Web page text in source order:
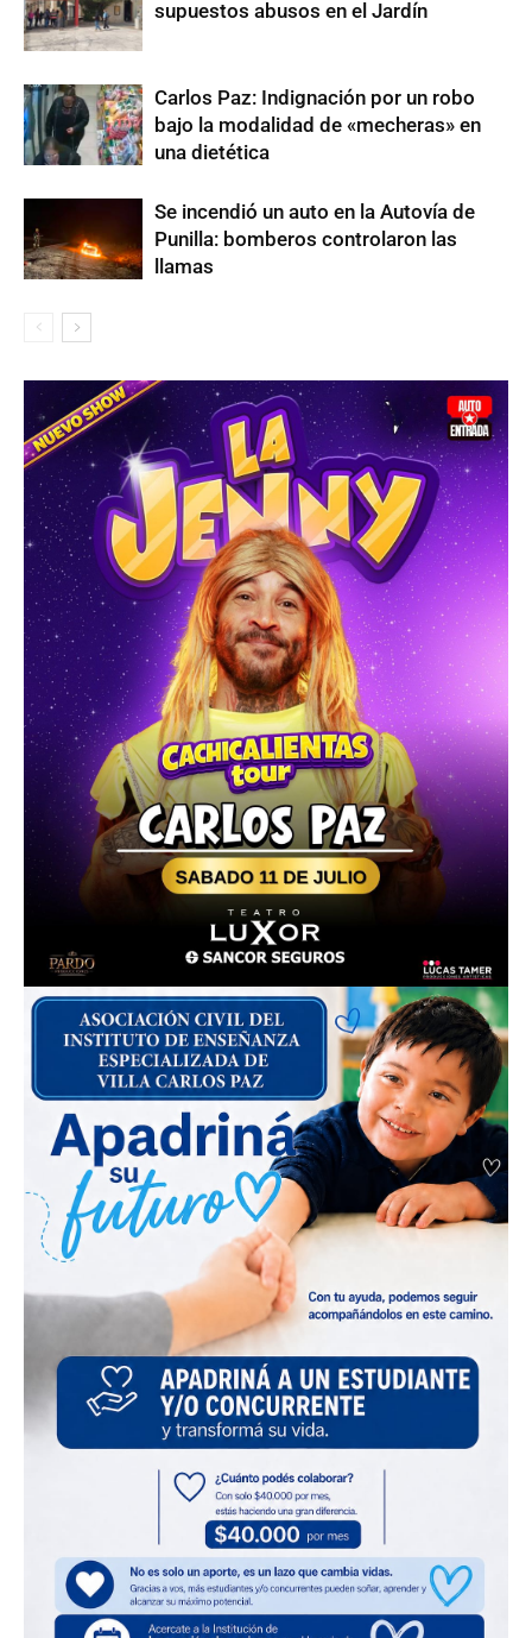
supuestos abusos en el Jardín
Carlos Paz: Indignación por un robo
bajo la modalidad de «mecheras» en
una dietética
Se incendió un auto en la Autovía de
Punilla: bomberos controlaron las
llamas